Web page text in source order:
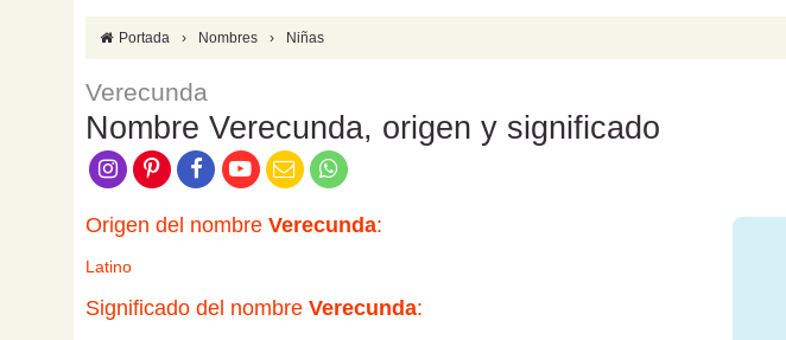
Portada › Nombres › Niñas
Verecunda
Nombre Verecunda, origen y significado
Origen del nombre Verecunda:
Latino
Significado del nombre Verecunda: